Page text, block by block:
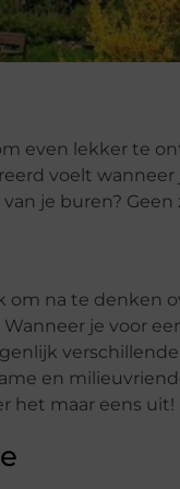
even lekker te
voelt
je buren?
om na te denken
je voor
en
het maar eens uit!